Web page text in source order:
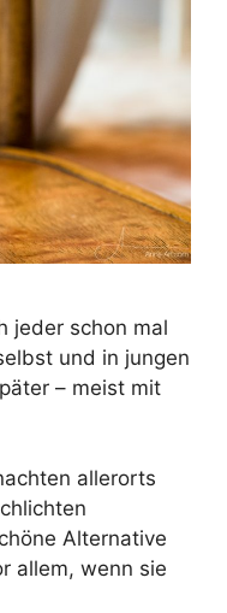
jeder schon mal
und in jungen
– meist mit
allerorts
Alternative
allem, wenn sie